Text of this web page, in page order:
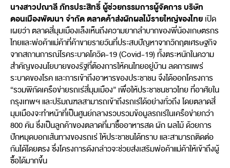
นางสาวปณาลี ภัทรประสิทธิ์ ผู้ช่วยกรรมการผู้จัดการ บริษัท
ดอนเมืองพัฒนา จำกัด ตลาดค้าส่งผักผลไม้รายใหญ่ของไทย เปิด
เผยว่า ตลาดสี่มุมเมืองเล็งเห็นถึงความยากลำบากของพี่น้องเกษตรกร
ไทยและพ่อค้าแม่ค้าที่ค้าขายรายวันที่ประสบปัญหาจากวิกฤตเศรษฐกิจ
จากสถานการณ์โรคระบาดโควิด-19 (Covid-19) ทั้งตระหนักในความ
สำคัญของนโยบายของรัฐที่ต้องการให้คนไทยอยู่บ้าน ลดการแพร่
ระบาดของโรค และการเข้าถึงอาหารของประชาชน จึงได้ออกโครงการ
“รวมพิกัดเครือข่ายรถเร่สี่มุมเมือง” เพื่อให้ประชาชนชาวไทย ที่อาศัยใน
กรุงเทพฯ และปริมณฑลสามารถเข้าถึงรถเร่ได้อย่างทั่วถึง โดยตลาดสี่
มุมเมืองจะทำหน้าที่เป็นศูนย์กลางรวบรวมข้อมูลรถเร่ในเครือข่ายกว่า
800 คัน ซึ่งเป็นลูกค้าของตลาดที่มาซื้ออาหารสด ผัก ผลไม้ ด้วยการ
ปักหมุดบอกเส้นทางของรถเร่ ให้ประชาชนได้ทราบ และสามารถติดต่อ
กันได้โดยตรง ซึ่งโครงการดังกล่าวจะช่วยส่งเสริมพ่อค้าแม่ค้าให้เข้าถึงผู้
ซื้อได้มากขึ้น